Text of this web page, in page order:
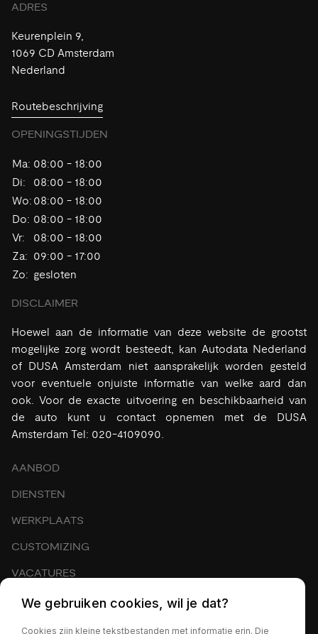
ADRES
Keurenplein 9,
1069 CD Amsterdam
Nederland
Routebeschrijving
OPENINGSTIJDEN
Ma: 08:00 - 18:00
Di:
08:00 - 18:00
Wo: 08:00 - 18:00
Do: 08:00 - 18:00
Vr:
08:00 - 18:00
Za: 09:00 - 17:00
Zo: gesloten
DISCLAIMER
Hoewel aan de informatie van deze website de grootst
mogelijke zorg wordt besteedt, kan Autodata Nederland
of DUSA Amsterdam niet aansprakelijk worden gesteld
voor eventuele onjuiste informatie van welke aard dan
ook. Voor de exacte uitvoering en beschikbaarheid van
de auto kunt u contact opnemen met de DUSA
Amsterdam Tel: 020-4109090.
AANBOD
DIENSTEN
WERKPLAATS
CUSTOMIZING
VACATURES
EXPORT
OVER ONS
We gebruiken cookies, wil je dat?
Cookies zijn kleine tekstbestanden met informatie erin. Die